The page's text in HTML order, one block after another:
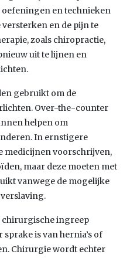
en technieken
en de pijn te
zoals chiropractie,
uit te lijnen en
gebruikt om de
Over-the-counter
helpen om
In ernstigere
medicijnen voorschrijven,
maar deze moeten met
vanwege de mogelijke
chirurgische ingreep
is van hernia’s of
Chirurgie wordt echter